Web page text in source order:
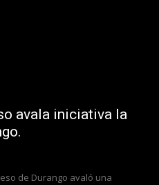
avala iniciativa la
de Durango avaló una